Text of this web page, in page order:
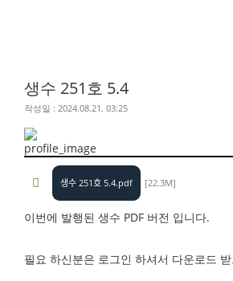
생수 251호 5.4
작성일 : 2024.08.21. 03:25
생수 251호 5.4.pdf [22.3M]
이번에 발행된 생수 PDF 버전 입니다.
필요 하신분은 로그인 하셔서 다운로드